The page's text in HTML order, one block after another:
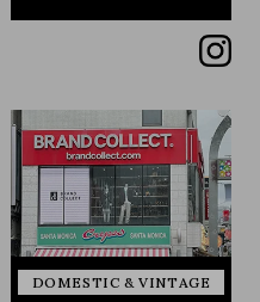
DOMESTIC & VINTAGE